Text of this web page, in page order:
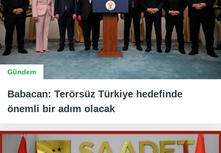
Gündem
Babacan: Terörsüz Türkiye hedefinde
önemli bir adım olacak